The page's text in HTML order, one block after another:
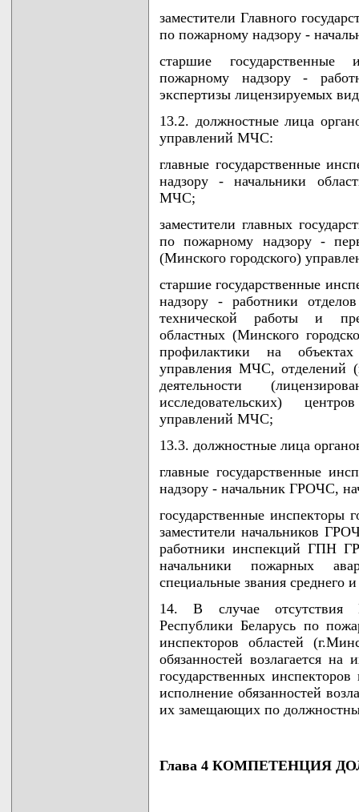
заместители Главного
по пожарному надзору -
старшие
пожарному надзору -
экспертизы лицензируемых
13.2. должностные лица
управлений МЧС:
главные государственные
надзору - начальники
МЧС;
заместители главных
по пожарному надзору -
(Минского городского)
старшие государственные
надзору - работники
технической работы и
областных (Минского
профилактики на
управления МЧС, отделений
деятельности
исследовательских)
управлений МЧС;
13.3. должностные лица
главные государственные
надзору - начальник ГРОЧС,
государственные инспекторы
заместители начальников
работники инспекций ГПН
начальники пожарных
специальные звания среднего
14. В случае отсутствия
Республики Беларусь по
инспекторов областей
обязанностей возлагается
государственных
исполнение обязанностей
их замещающих по
Глава 4 КОМПЕТЕНЦИЯ